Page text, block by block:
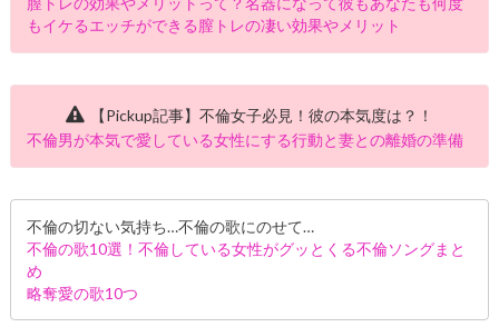
もイケるエッチができる膣トレの凄い効果やメリット
【Pickup記事】不倫女子必見！彼の本気度は？！
不倫男が本気で愛している女性にする行動と妻との離婚の準備
不倫の切ない気持ち…不倫の歌にのせて…
不倫の歌10選！不倫している女性がグッとくる不倫ソングまと
め
略奪愛の歌10つ